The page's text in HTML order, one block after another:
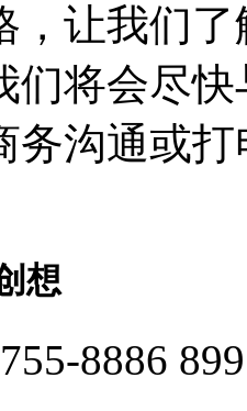
，让我们
们将会尽
务沟通或
想
8886